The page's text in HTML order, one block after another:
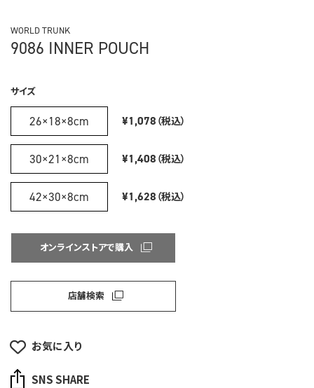
WORLD TRUNK
9086 INNER POUCH
サイズ
26×18×8cm ¥1,078 （税込）
30×21×8cm ¥1,408 （税込）
42×30×8cm ¥1,628 （税込）
オンラインストアで購入
店舗検索
お気に入り
SNS SHARE